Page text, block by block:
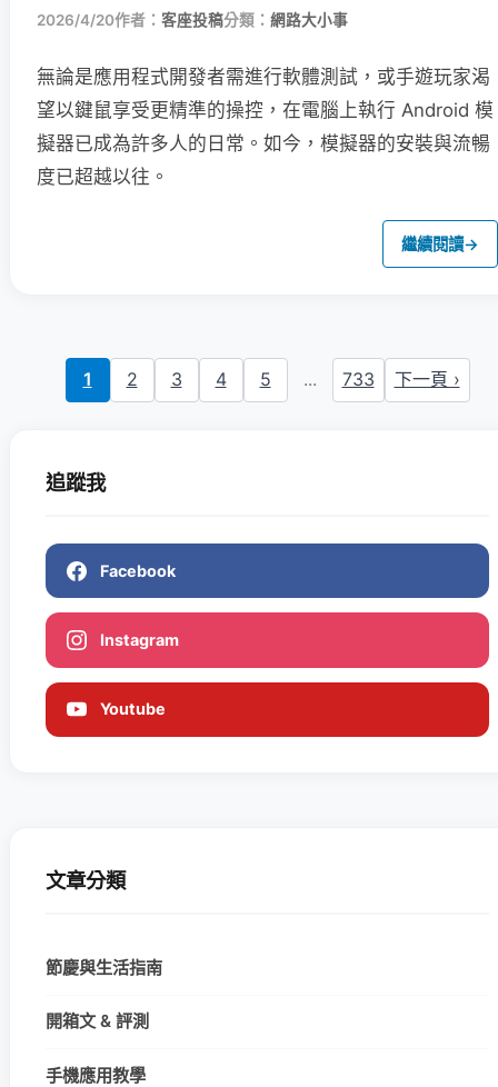
2026/4/20作者： 客座投稿分類： 網路大小事
無論是應用程式開發者需進行軟體測試，或手遊玩家渴
望以鍵鼠享受更精準的操控，在電腦上執行 Android 模
擬器已成為許多人的日常。如今，模擬器的安裝與流暢
度已超越以往。
繼續閱讀→
1 2 3 4 5 ... 733 下一頁 ›
追蹤我
Facebook
Instagram
Youtube
文章分類
節慶與生活指南
開箱文 & 評測
手機應用教學